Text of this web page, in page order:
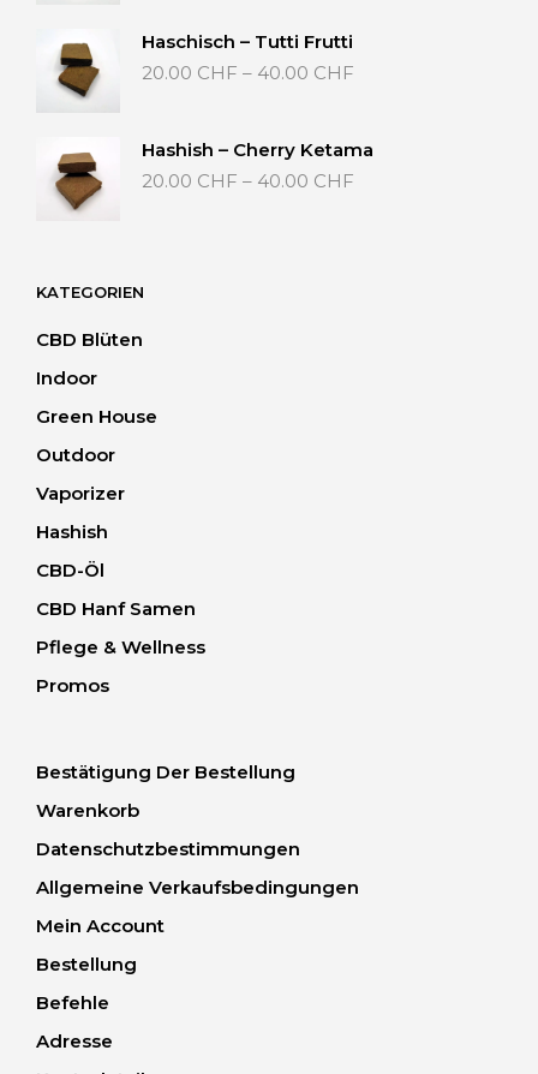
Haschisch – Tutti Frutti
20.00 CHF – 40.00 CHF
Hashish – Cherry Ketama
20.00 CHF – 40.00 CHF
KATEGORIEN
CBD Blüten
Indoor
Green House
Outdoor
Vaporizer
Hashish
CBD-Öl
CBD Hanf Samen
Pflege & Wellness
Promos
Bestätigung Der Bestellung
Warenkorb
Datenschutzbestimmungen
Allgemeine Verkaufsbedingungen
Mein Account
Bestellung
Befehle
Adresse